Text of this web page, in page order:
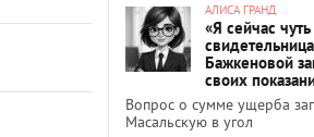
АЛИСА ГРАНД
«Я сейчас
свидетельница
Бажкеновой
своих
Вопрос о сумме ущерба
Масальскую в угол